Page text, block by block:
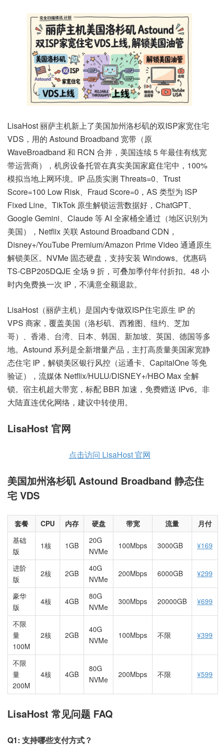
LisaHost 丽萨主机新上了美国加州洛杉矶的双ISP家宽住宅
VDS，用的 Astound Broadband 宽带（原
WaveBroadband 和 RCN 合并，美国连续 5 年最佳有线宽
带运营商），机房设备托管在真实美国家庭住宅中，100%
模拟当地上网环境。IP 品质实测 Threats=0、Trust
Score=100 Low Risk、Fraud Score=0，AS 类型为 ISP
Fixed Line。TikTok 原生解锁运营数据好，ChatGPT、
Google Gemini、Claude 等 AI 全家桶全通过（地区识别为
美国），Netflix 关联 Astound Broadband CDN，
Disney+/YouTube Premium/Amazon Prime Video 通通原生
解锁美区。NVMe 固态硬盘，支持安装 Windows。优惠码
TS-CBP205DQJE 全场 9 折，可叠加季付年付折扣。48 小
时内免费换一次 IP，不满意全额退款。
LisaHost（丽萨主机）是国内专做双ISP住宅原生 IP 的
VPS 商家，覆盖美国（洛杉矶、西雅图、纽约、芝加
哥）、香港、台湾、日本、韩国、新加坡、英国、德国等多
地。Astound 系列是全新增量产品，主打高质量美国家宽静
态住宅 IP，解锁美区银行风控（运通卡、CapitalOne 等免
验证），流媒体 Netflix/HULU/DISNEY+/HBO Max 全解
锁。宿主机超大带宽，标配 BBR 加速，免费赠送 IPv6。非
大陆直连优化网络，建议中转使用。
LisaHost 官网
点击访问 LisaHost 官网
美国加州洛杉矶 Astound Broadband 静态住
宅 VDS
套餐 CPU 内存 硬盘 带宽 流量
月付
基础
版
1核 1GB
20G
NVMe
100Mbps 3000GB ¥169
进阶
版
2核 2GB
40G
NVMe
200Mbps 6000GB ¥299
豪华
版
4核 4GB
80G
NVMe
300Mbps 20000GB ¥699
不限
量
100M
2核 2GB
40G
NVMe
100Mbps 不限 ¥399
不限
量
200M
4核 4GB
80G
NVMe
200Mbps 不限 ¥599
LisaHost 常见问题 FAQ
Q1: 支持哪些支付方式？